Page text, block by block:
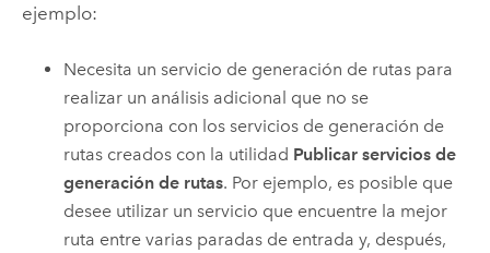
ejemplo:
Necesita un servicio de generación de rutas para
realizar un análisis adicional que no se
proporciona con los servicios de generación de
rutas creados con la utilidad Publicar servicios de
generación de rutas. Por ejemplo, es posible que
desee utilizar un servicio que encuentre la mejor
ruta entre varias paradas de entrada y, después,